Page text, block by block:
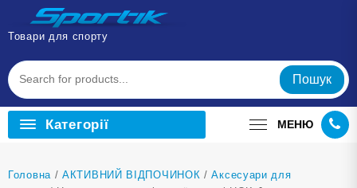
Перейти
вмісту
Товари для спорту
Пошук
Категорії МЕНЮ
Головна /АКТИВНИЙ ВІДПОЧИНОК /Аксесуари для